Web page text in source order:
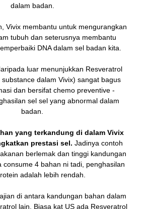
dalam badan.
Vivix membantu untuk mengurangkan
tubuh dan seterusnya membantu
DNA dalam sel badan kita.
luar menunjukkan Resveratrol
dalam Vivix) sangat bagus
dan bersifat chemo preventive -
sel sel yang abnormal dalam
badan.
yang terkandung di dalam Vivix
prestasi sel. Jadinya contoh
berlemak dan tinggi kandungan
consume 4 bahan ni tadi, penghasilan
adalah lebih rendah.
di antara kandungan bahan dalam
lain. Biasa kat US ada Resveratrol